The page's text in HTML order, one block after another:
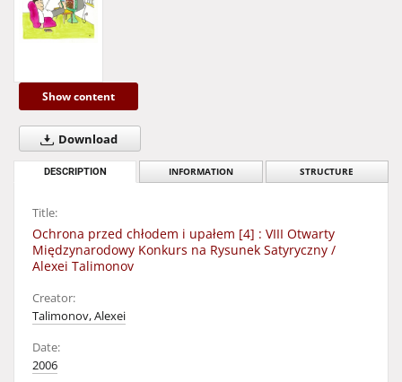
Show content
Download
DESCRIPTION INFORMATION STRUCTURE
Title:
Ochrona przed chłodem i upałem [4] : VIII Otwarty
Międzynarodowy Konkurs na Rysunek Satyryczny /
Alexei Talimonov
Creator:
Talimonov, Alexei
Date:
2006